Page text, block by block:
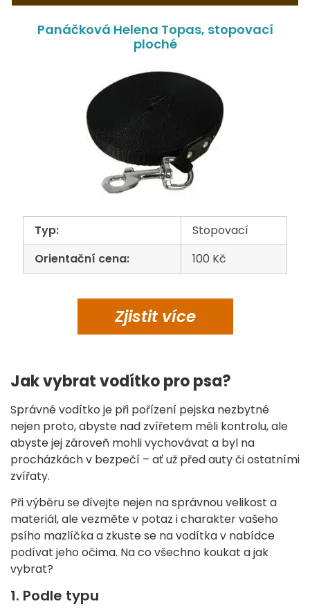
Panáčková Helena Topas, stopovací
ploché
Typ:
Stopovací
Orientační cena:
100 Kč
Zjistitvíce
Jak vybrat vodítko pro psa?
Správné vodítko je při pořízení pejska nezbytné
nejen proto, abyste nad zvířetem měli kontrolu, ale
abyste jej zároveň mohli vychovávat a byl na
procházkách v bezpečí – ať už před auty či ostatními
zvířaty.
Při výběru se dívejte nejen na správnou velikost a
materiál, ale vezměte v potaz i charakter vašeho
psího mazlíčka a zkuste se na vodítka v nabídce
podívat jeho očima. Na co všechno koukat a jak
vybrat?
1. Podle typu